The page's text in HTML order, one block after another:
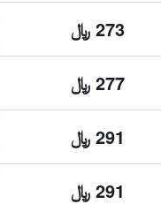
273 ﷼
277 ﷼
291 ﷼
291 ﷼